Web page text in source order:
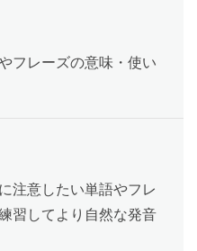
します。「右手を挙げ
でください」のように
に指示をしたり依頼が
「ニューヨークは今何
きますか」といった時
なります。
フレーズの意味・使い
注意したい単語やフレ
習してより自然な発音